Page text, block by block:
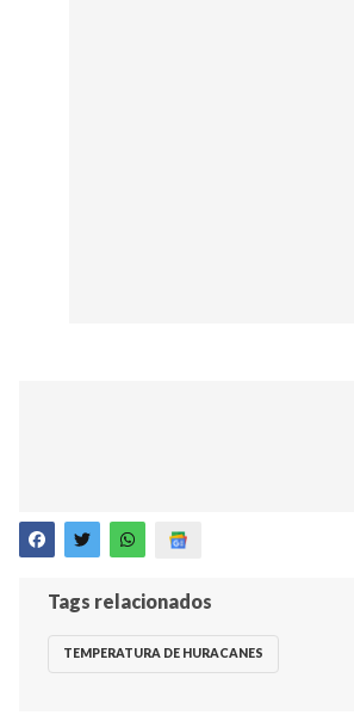
Tags relacionados
TEMPERATURA DE HURACANES